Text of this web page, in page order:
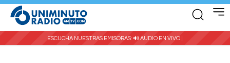
ESCUCHA NUESTRAS EMISORAS: 🔊 AUDIO EN VIVO |